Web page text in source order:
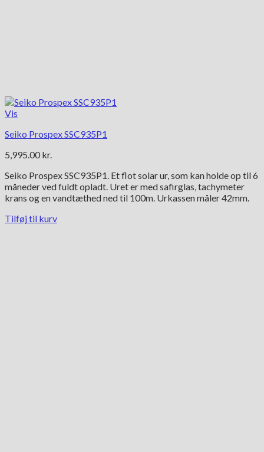
Vis
Seiko Prospex SSC935P1
5,995.00 kr.
Seiko Prospex SSC935P1. Et flot solar ur, som kan holde op til 6
måneder ved fuldt opladt. Uret er med safirglas, tachymeter
krans og en vandtæthed ned til 100m. Urkassen måler 42mm.
Tilføj til kurv